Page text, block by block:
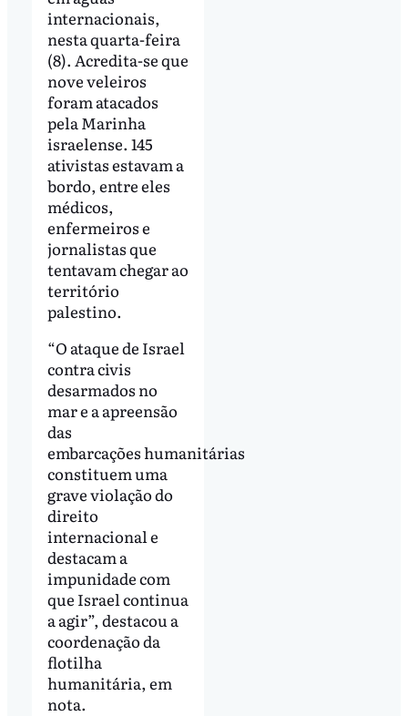
internacionais,
nesta quarta-feira
(8). Acredita-se que
nove veleiros
foram atacados
pela Marinha
israelense. 145
ativistas estavam a
bordo, entre eles
médicos,
enfermeiros e
jornalistas que
tentavam chegar ao
território
palestino.
“O ataque de Israel
contra civis
desarmados no
mar e a apreensão
das
embarcações humanitárias
constituem uma
grave violação do
direito
internacional e
destacam a
impunidade com
que Israel continua
a agir”, destacou a
coordenação da
flotilha
humanitária, em
nota.